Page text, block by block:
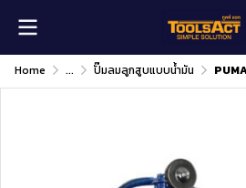
Home ... ปั๊มลมลูกสูบแบบน้ำมัน PUMA